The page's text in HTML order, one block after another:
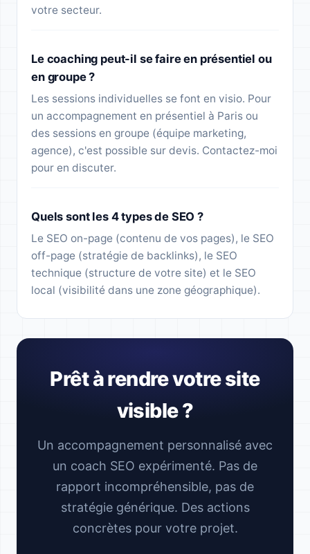
votre secteur.
Le coaching peut-il se faire en présentiel ou
en groupe ?
Les sessions individuelles se font en visio. Pour
un accompagnement en présentiel à Paris ou
des sessions en groupe (équipe marketing,
agence), c'est possible sur devis. Contactez-moi
pour en discuter.
Quels sont les 4 types de SEO ?
Le SEO on-page (contenu de vos pages), le SEO
off-page (stratégie de backlinks), le SEO
technique (structure de votre site) et le SEO
local (visibilité dans une zone géographique).
Prêt à rendre votre site
visible ?
Un accompagnement personnalisé avec
un coach SEO expérimenté. Pas de
rapport incompréhensible, pas de
stratégie générique. Des actions
concrètes pour votre projet.